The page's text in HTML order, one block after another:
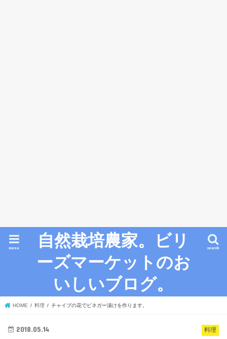
自然栽培農家。ビリ
ーズマーケットのお
いしいブログ。
search
menu
HOME 料理 チャイブの花でビネガー漬けを作ります。
料理
2018.05.14